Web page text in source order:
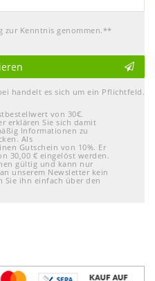
zur Kenntnis genommen.**
handelt es sich um ein Pflichtfeld.
von 30€.
erklären Sie sich damit
Informationen zu
Als
Gutschein von 10%. Er
30,00 € eingelöst werden.
gültig und kann nur
unserem Newsletter kein
Sie ihn einfach über den